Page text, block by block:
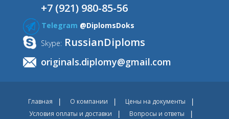
+7 (921) 980-85-56
Telegram @DiplomsDoks
Skype: RussianDiploms
originals.diplomy@gmail.com
Главная О компании
Цены на документы
Условия оплаты и доставки
Вопросы и ответы